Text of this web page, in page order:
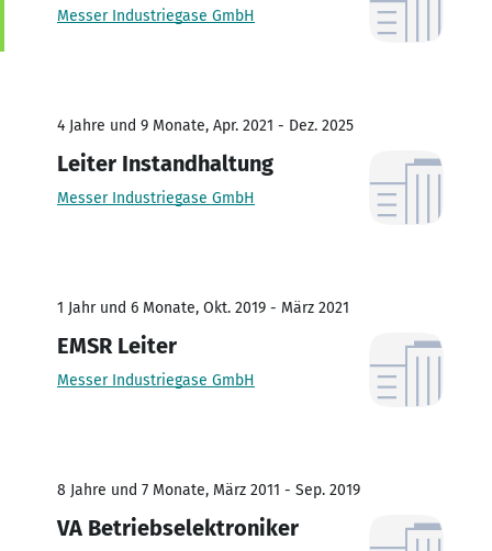
Messer Industriegase GmbH
4 Jahre und 9 Monate, Apr. 2021 - Dez. 2025
Leiter Instandhaltung
Messer Industriegase GmbH
1 Jahr und 6 Monate, Okt. 2019 - März 2021
EMSR Leiter
Messer Industriegase GmbH
8 Jahre und 7 Monate, März 2011 - Sep. 2019
VA Betriebselektroniker